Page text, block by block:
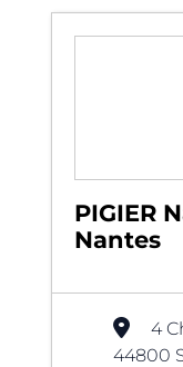
PIGIER
Nantes
4
44800